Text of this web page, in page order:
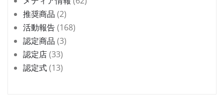
推奨商品 (2)
活動報告(168)
認定商品 (3)
認定店(33)
認定式(13)